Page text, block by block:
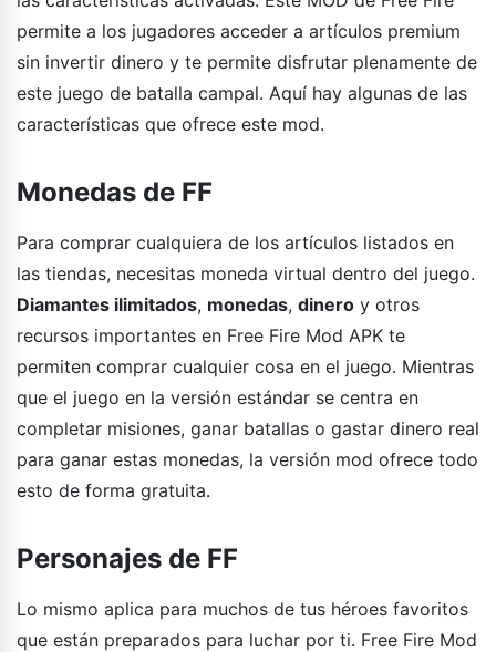
permite a los jugadores acceder a artículos premium
sin invertir dinero y te permite disfrutar plenamente de
este juego de batalla campal. Aquí hay algunas de las
características que ofrece este mod.
Monedas de FF
Para comprar cualquiera de los artículos listados en
las tiendas, necesitas moneda virtual dentro del juego.
Diamantes ilimitados, monedas, dinero y otros
recursos importantes en Free Fire Mod APK te
permiten comprar cualquier cosa en el juego. Mientras
que el juego en la versión estándar se centra en
completar misiones, ganar batallas o gastar dinero real
para ganar estas monedas, la versión mod ofrece todo
esto de forma gratuita.
Personajes de FF
Lo mismo aplica para muchos de tus héroes favoritos
que están preparados para luchar por ti. Free Fire Mod